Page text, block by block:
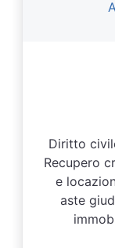
Diritto
Recupero
e
aste